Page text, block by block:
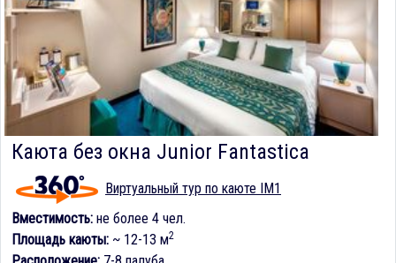
Каюта без окна Junior Fantastica
Виртуальный тур по каюте IM1
Вместимость: не более 4 чел.
Площадь каюты: ~ 12-13 м2